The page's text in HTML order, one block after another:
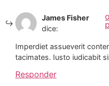
James Fisher
dice:
Imperdiet assueverit
tacimates. Iusto iudicabit
Responder